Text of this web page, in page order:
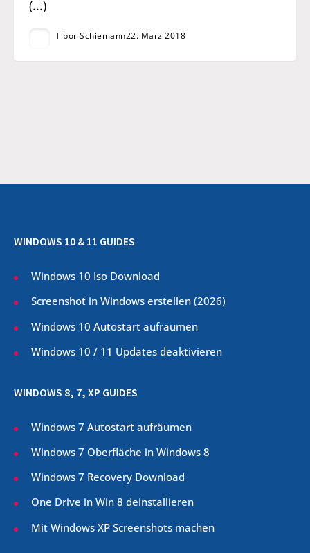
(...)
Tibor Schiemann22. März 2018
WINDOWS 10 & 11 GUIDES
Windows 10 Iso Download
Screenshot in Windows erstellen (2026)
Windows 10 Autostart aufräumen
Windows 10 / 11 Updates deaktivieren
WINDOWS 8, 7, XP GUIDES
Windows 7 Autostart aufräumen
Windows 7 Oberfläche in Windows 8
Windows 7 Recovery Download
One Drive in Win 8 deinstallieren
Mit Windows XP Screenshots machen